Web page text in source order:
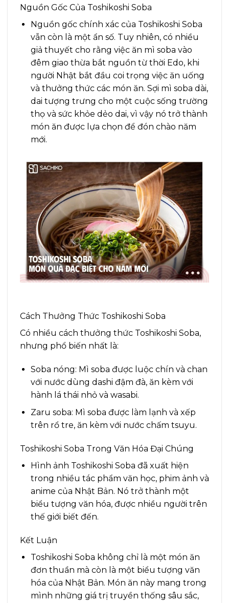
Nguồn Gốc Của Toshikoshi Soba
Nguồn gốc chính xác của Toshikoshi Soba
vẫn còn là một ẩn số. Tuy nhiên, có nhiều
giả thuyết cho rằng việc ăn mì soba vào
đêm giao thừa bắt nguồn từ thời Edo, khi
người Nhật bắt đầu coi trọng việc ăn uống
và thưởng thức các món ăn. Sợi mì soba dài,
dai tượng trưng cho một cuộc sống trường
thọ và sức khỏe dẻo dai, vì vậy nó trở thành
món ăn được lựa chọn để đón chào năm
mới.
Cách Thưởng Thức Toshikoshi Soba
Có nhiều cách thưởng thức Toshikoshi Soba,
nhưng phổ biến nhất là:
Soba nóng: Mì soba được luộc chín và chan
với nước dùng dashi đậm đà, ăn kèm với
hành lá thái nhỏ và wasabi.
Zaru soba: Mì soba được làm lạnh và xếp
trên rổ tre, ăn kèm với nước chấm tsuyu.
Toshikoshi Soba Trong Văn Hóa Đại Chúng
Hình ảnh Toshikoshi Soba đã xuất hiện
trong nhiều tác phẩm văn học, phim ảnh và
anime của Nhật Bản. Nó trở thành một
biểu tượng văn hóa, được nhiều người trên
thế giới biết đến.
Kết Luận
Toshikoshi Soba không chỉ là một món ăn
đơn thuần mà còn là một biểu tượng văn
hóa của Nhật Bản. Món ăn này mang trong
mình những giá trị truyền thống sâu sắc,